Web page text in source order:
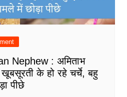
Nephew : अमिताभ
के हो रहे चर्चे, बहु
पीछे